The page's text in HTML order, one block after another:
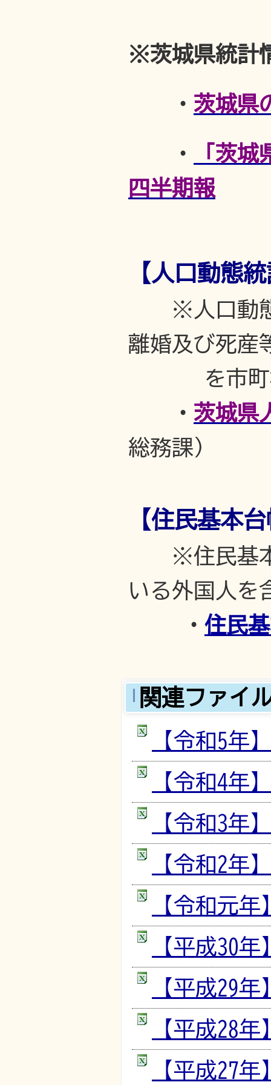
※茨城県統計
・ 茨城県
・
「茨
四半期報
【人口動態
※人口動
離婚及び死産
を市町村
・ 茨城県
総務課）
【住民基本
※住民基
いる外国人を
・ 住民
関連ファイ
【令和5年
【令和4年
【令和3年
【令和2年
【令和元
【平成30
【平成29
【平成28
【平成27